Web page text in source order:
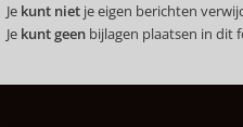
Je kunt niet je eigen berichten
Je kunt geen bijlagen plaatsen in dit